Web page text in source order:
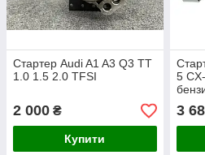
Стартер Audi A1 A3 Q3 TT
1.0 1.5 2.0 TFSI
2 000 ₴
Купити
5
3